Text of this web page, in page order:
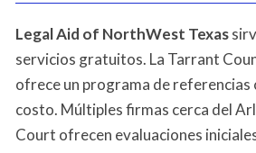
Legal Aid of NorthWest Texas
servicios gratuitos. La Tarrant
ofrece un programa de referencias
costo. Múltiples firmas cerca del
Court ofrecen evaluaciones